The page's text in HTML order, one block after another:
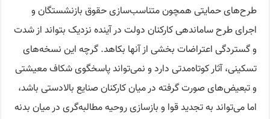
طرح‌های حمایتی همچون متناسب‌سازی حقوق بازنشستگان و
اجرای طرح ساماندهی کارکنان دولت در آینده نزدیک بتواند از شدت
و گستردگی اعتراضات بخشی از آنها بکاهد. گرچه این نسخه‌های
تسکینی، آثار کوتاه‌مدتی دارد و نمی‌تواند پاسخگوی شکاف معیشتی
و تبعیض‌های صورت گرفته در میان کارکنان صنایع بالادستی باشد،
اما می‌تواند به تجدید قوا و بازسازی روحیه مطالبه‌گری در میان بدنه